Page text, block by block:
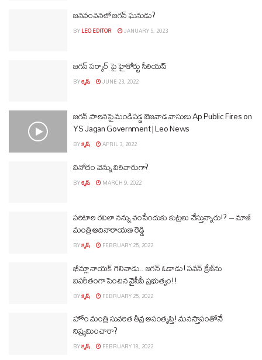
జనవంచనలో జగన్ ఘనుడు?
BYLEO EDITOR JANUARY 5, 2023
జగన్ సర్కార్ పై హైకోర్టు సీరియస్
BYకృష్ JUNE 23, 2022
జగన్ పాలనపై మండిపడ్డ బెజవాడ వాసులు Ap Public Fires on
YS Jagan Government | Leo News
BYకృష్ APRIL 3, 2022
వినోదం వెన్ను విరిచారుగా?
BYకృష్ MARCH 9, 2022
పరిటాల రవిలా నన్ను చంపేందుకు కుట్రలు చేస్తున్నారు!? – మాజీ
మంత్రి ఆదినారాయణ రెడ్డి
BYకృష్ FEBRUARY 25, 2022
భీమ్లా నాయక్ గెలిచాడు.. జగన్ ఓడాడు! పవన్ క్రేజ్‎ను
విపరీతంగా పెంచిన వైసీపీ ప్రభుత్వం!!
BYకృష్ FEBRUARY 25, 2022
హోం మంత్రి సుచరిత తీవ్ర అసంతృప్తి! మనస్తాపంతోనే
నిష్క్రమించారా?
BYకృష్ FEBRUARY 18, 2022